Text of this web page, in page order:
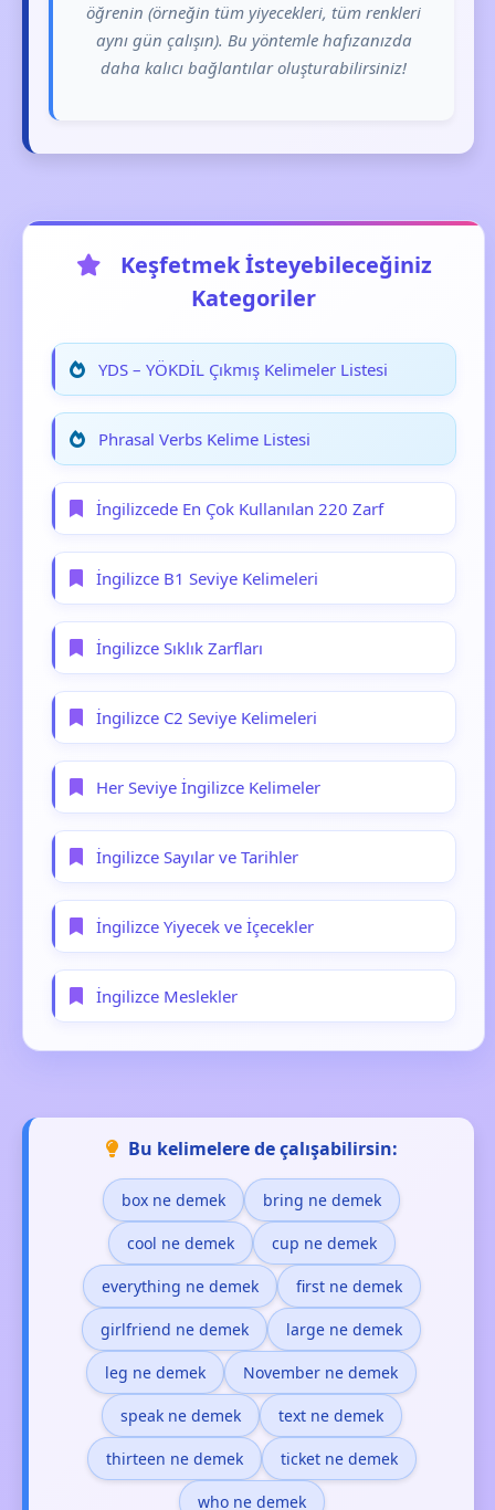
öğrenin (örneğin tüm yiyecekleri, tüm renkleri
aynı gün çalışın). Bu yöntemle hafızanızda
daha kalıcı bağlantılar oluşturabilirsiniz!
Keşfetmek İsteyebileceğiniz
Kategoriler
YDS – YÖKDİL Çıkmış Kelimeler Listesi
Phrasal Verbs Kelime Listesi
İngilizcede En Çok Kullanılan 220 Zarf
İngilizce B1 Seviye Kelimeleri
İngilizce Sıklık Zarfları
İngilizce C2 Seviye Kelimeleri
Her Seviye İngilizce Kelimeler
İngilizce Sayılar ve Tarihler
İngilizce Yiyecek ve İçecekler
İngilizce Meslekler
Bu kelimelere de çalışabilirsin:
box ne demek bring ne demek
cool ne demek cup ne demek
everything ne demek first ne demek
girlfriend ne demek large ne demek
leg ne demek November ne demek
speak ne demek text ne demek
thirteen ne demek ticket ne demek
who ne demek